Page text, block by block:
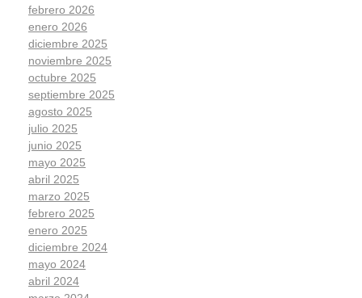
febrero 2026
enero 2026
diciembre 2025
noviembre 2025
octubre 2025
septiembre 2025
agosto 2025
julio 2025
junio 2025
mayo 2025
abril 2025
marzo 2025
febrero 2025
enero 2025
diciembre 2024
mayo 2024
abril 2024